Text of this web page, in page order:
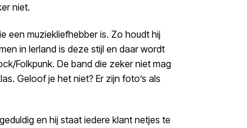
niet.
een muziekliefhebber is. Zo houdt hij
in Ierland is deze stijl en daar wordt
Folkpunk. De band die zeker niet mag
Geloof je het niet? Er zijn foto’s als
en hij staat iedere klant netjes te